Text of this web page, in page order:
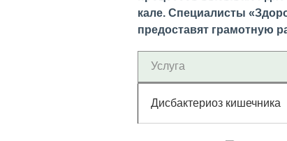
кале. Специалисты
предоставят грамотную
Услуга
Дисбактериоз кишечника